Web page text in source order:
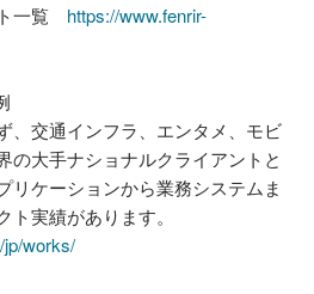
一覧 https://www.fenrir-
、交通インフラ、エンタメ、モビ
の大手ナショナルクライアントと
リケーションから業務システムま
jp/works/